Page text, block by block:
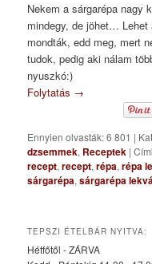
Nekem a sárgarépa nagy
mindegy, de jöhet… Lehet
mondták, edd meg, mert
tudok, pedig aki nálam
nyuszkó:)
Folytatás →
Ennyien olvasták: 6 801 |
dzsemmek, Receptek |
recept,recept,répa,répa
sárgarépa,sárgarépa
TEPSZI ÉTELBÁR NYITVA:
Hétfőtől - ZÁRVA